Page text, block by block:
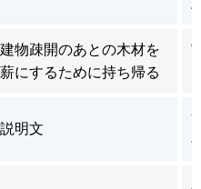
建物疎開のあとの木材を
薪にするために持ち帰る
説明文